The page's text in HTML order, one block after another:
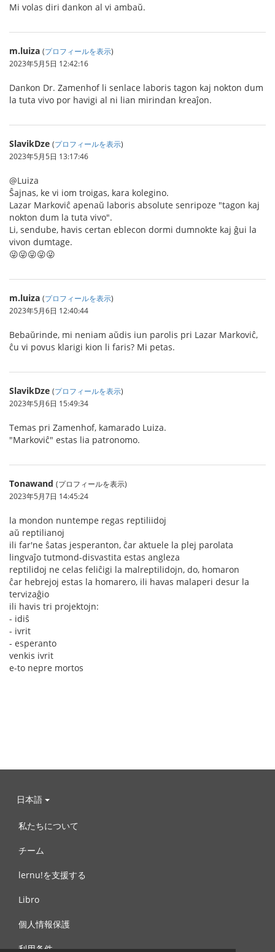
Mi volas diri dankon al vi ambaŭ.
m.luiza (プロフィールを表示)
2023年5月5日 12:42:16
Dankon Dr. Zamenhof li senlace laboris tagon kaj nokton dum
la tuta vivo por havigi al ni lian mirindan kreaĵon.
SlavikDze (プロフィールを表示)
2023年5月5日 13:17:46
@Luiza
Ŝajnas, ke vi iom troigas, kara kolegino.
Lazar Markoviĉ apenaŭ laboris absolute senripoze "tagon kaj
nokton dum la tuta vivo".
Li, sendube, havis certan eblecon dormi dumnokte kaj ĝui la
vivon dumtage.
😜😜😜😜😜
m.luiza (プロフィールを表示)
2023年5月6日 12:40:44
Bebaŭrinde, mi neniam aŭdis iun parolis pri Lazar Markoviĉ,
ĉu vi povus klarigi kion li faris? Mi petas.
SlavikDze (プロフィールを表示)
2023年5月6日 15:49:34
Temas pri Zamenhof, kamarado Luiza.
"Markoviĉ" estas lia patronomo.
Tonawand (プロフィールを表示)
2023年5月7日 14:45:24
la mondon nuntempe regas reptiliidoj
aŭ reptilianoj
ili far'ne ŝatas jesperanton, ĉar aktuele la plej parolata
lingvaĵo tutmond-disvastita estas angleza
reptilidoj ne celas feliĉigi la malreptilidojn, do, homaron
ĉar hebrejoj estas la homarero, ili havas malaperi desur la
tervizaĝio
ili havis tri projektojn:
- idiŝ
- ivrit
- esperanto
venkis ivrit
e-to nepre mortos
日本語
私たちについて
チーム
lernu!を支援する
Libro
個人情報保護
利用条件